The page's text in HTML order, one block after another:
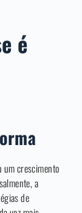
é
um crescimento
a
de